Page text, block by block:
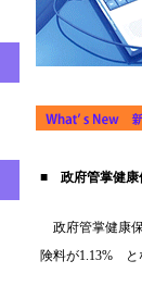
■ 政府管掌健康
政府管掌健康
険料が1.13% と